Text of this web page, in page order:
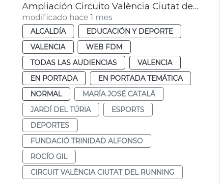
Ampliación Circuito València Ciutat del Running
modificado hace 1 mes
ALCALDÍA
EDUCACIÓN Y DEPORTE
VALENCIA
WEB FDM
TODAS LAS AUDIENCIAS
VALENCIA
EN PORTADA
EN PORTADA TEMÁTICA
NORMAL
MARÍA JOSÉ CATALÁ
JARDÍ DEL TÚRIA
ESPORTS
DEPORTES
FUNDACIÓ TRINIDAD ALFONSO
ROCÍO GIL
CIRCUIT VALÈNCIA CIUTAT DEL RUNNING